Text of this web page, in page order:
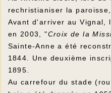
rechristianiser la
Avant d'arriver au Vignal,
en 2003, "Croix de la
Sainte-Anne a été
1844. Une deuxième
1895.
Au carrefour du stade